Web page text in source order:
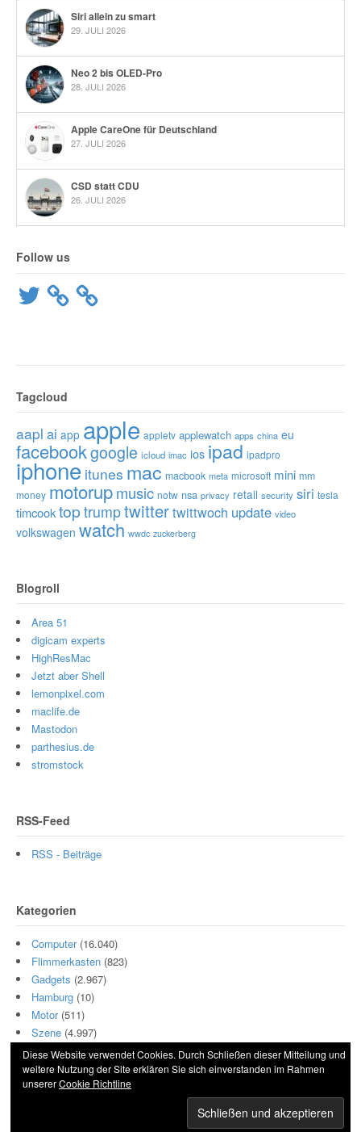
Siri allein zu smart
29. JULI 2026
Neo 2 bis OLED-Pro
28. JULI 2026
Apple CareOne für Deutschland
27. JULI 2026
CSD statt CDU
26. JULI 2026
Follow us
Twitter
Tagcloud
aapl ai app apple appletv applewatch apps china eu
facebookgoogle icloud imac ios ipad ipadpro
iphone itunes mac macbook meta microsoft mini mm
money motorupmusic notw nsa privacy retail security siri tesla
timcooktop trumptwittertwittwoch update video
volkswagen watch wwdc zuckerberg
Blogroll
Area 51
digicam experts
HighResMac
Jetzt aber Shell
lemonpixel.com
maclife.de
Mastodon
parthesius.de
stromstock
RSS-Feed
RSS - Beiträge
Kategorien
Computer(16.040)
Flimmerkasten (823)
Gadgets (2.967)
Hamburg (10)
Motor(511)
Szene (4.997)
© 2026 Hightech und Blech. All Rights Reserved.
Diese Website verwendet Cookies. Durch Schließen dieser Mitteilung und
weitere Nutzung der Site erklären Sie sich einverstanden im Rahmen
unsererCookie Richtline